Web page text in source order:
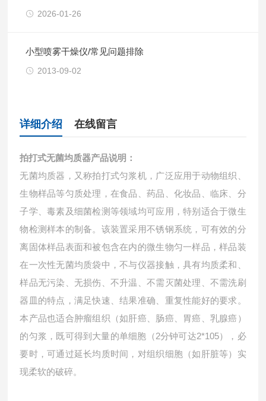
2026-01-26
小型喷雾干燥仪/常见问题排除
2013-09-02
详细介绍 在线留言
拍打式无菌均质器产品说明：
无菌均质器，又称拍打式匀浆机，广泛应用于动物组织、
生物样品等匀质处理，在食品、药品、化妆品、临床、分
子学、毒素及细菌检测等领域均可应用，特别适合于微生
物检测样本的制备。该装置采用不锈钢系统，可有效的分
离固体样品表面和被包含在内的微生物匀一样品，样品装
在一次性无菌均质袋中，不与仪器接触，具有均质柔和、
样品无污染、无损伤、不升温、不需灭菌处理、不需洗刷
器皿的特点，满足快速、结果准确、重复性能好的要求。
本产品也适合肿瘤组织（如肝癌、肠癌、胃癌、乳腺癌）
的匀浆，既可得到大量的单细胞（2分钟可达2*105），必
要时，可通过延长均质时间，对组织细胞（如肝脏等）实
现柔软的破碎。